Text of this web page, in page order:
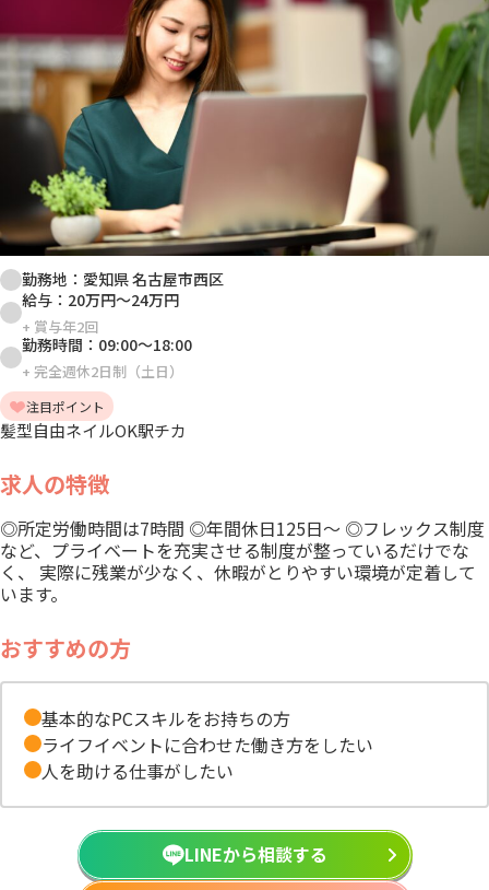
勤務地： 愛知県 名古屋市西区
給与： 20万円～24万円
+ 賞与年2回
勤務時間： 09:00～18:00
+ 完全週休2日制（土日）
注目ポイント
髪型自由ネイルOK駅チカ
求人の特徴
◎所定労働時間は7時間 ◎年間休日125日～ ◎フレックス制度
など、プライベートを充実させる制度が整っているだけでな
く、 実際に残業が少なく、休暇がとりやすい環境が定着して
います。
おすすめの方
基本的なPCスキルをお持ちの方
ライフイベントに合わせた働き方をしたい
人を助ける仕事がしたい
LINEから相談する